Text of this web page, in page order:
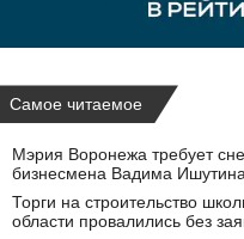
Самое читаемое
Мэрия Воронежа требует
бизнесмена Вадима
Торги на строительство
области провалились без